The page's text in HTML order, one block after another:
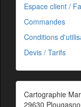
Espace client /
Commandes
Conditions
Devis / Tarifs
Cartographie
29630